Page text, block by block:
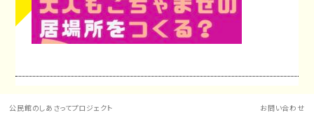
公民館のしあさってプロジェクト お問い合わせ